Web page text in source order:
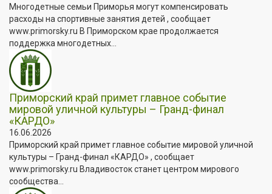
Многодетные семьи Приморья могут компенсировать
расходы на спортивные занятия детей , сообщает
www.primorsky.ru В Приморском крае продолжается
поддержка многодетных...
Приморский край примет главное событие
мировой уличной культуры – Гранд-финал
«КАРДО»
16.06.2026
Приморский край примет главное событие мировой уличной
культуры – Гранд-финал «КАРДО» , сообщает
www.primorsky.ru Владивосток станет центром мирового
сообщества...